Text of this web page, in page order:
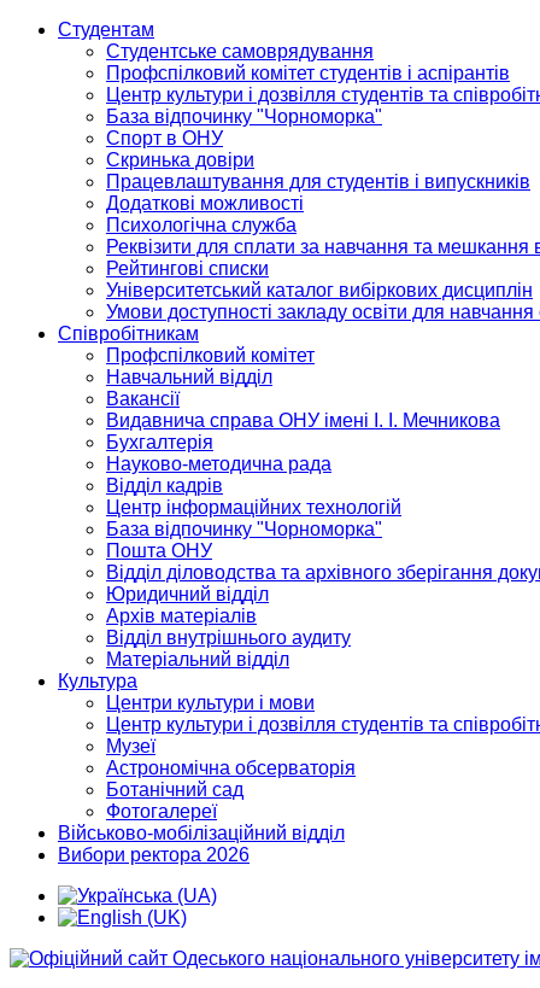
Студентам
Студентське самоврядування
Профспілковий комітет студентів і аспірантів
Центр культури і дозвілля студентів та
База відпочинку "Чорноморка"
Спорт в ОНУ
Скринька довіри
Працевлаштування для студентів і випускників
Додаткові можливості
Психологічна служба
Реквізити для сплати за навчання та мешкання
Рейтингові списки
Університетський каталог вибіркових дисциплін
Умови доступності закладу освіти для
Співробітникам
Профспілковий комітет
Навчальний відділ
Вакансії
Видавнича справа ОНУ імені І. І. Мечникова
Бухгалтерія
Науково-методична рада
Відділ кадрів
Центр інформаційних технологій
База відпочинку "Чорноморка"
Пошта ОНУ
Відділ діловодства та архівного зберігання
Юридичний відділ
Архів матеріалів
Відділ внутрішнього аудиту
Матеріальний відділ
Культура
Центри культури і мови
Центр культури і дозвілля студентів та
Музеї
Астрономічна обсерваторія
Ботанічний сад
Фотогалереї
Військово-мобілізаційний відділ
Вибори ректора 2026